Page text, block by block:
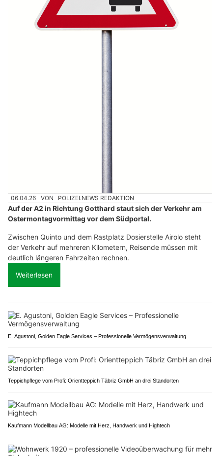
06.04.26 VON POLIZEI.NEWS REDAKTION
Auf der A2 in Richtung Gotthard staut sich der Verkehr am
Ostermontagvormittag vor dem Südportal.
Zwischen Quinto und dem Rastplatz Dosierstelle Airolo steht
der Verkehr auf mehreren Kilometern, Reisende müssen mit
deutlich längeren Fahrzeiten rechnen.
Weiterlesen
E. Agustoni, Golden Eagle Services – Professionelle Vermögensverwaltung
Teppichpflege vom Profi: Orientteppich Täbriz GmbH an drei Standorten
Kaufmann Modellbau AG: Modelle mit Herz, Handwerk und Hightech